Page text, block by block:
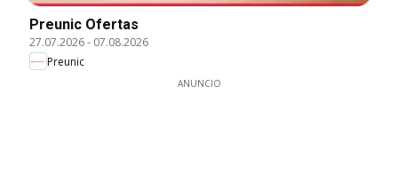
Preunic Ofertas
27.07.2026- 07.08.2026
Preunic
ANUNCIO